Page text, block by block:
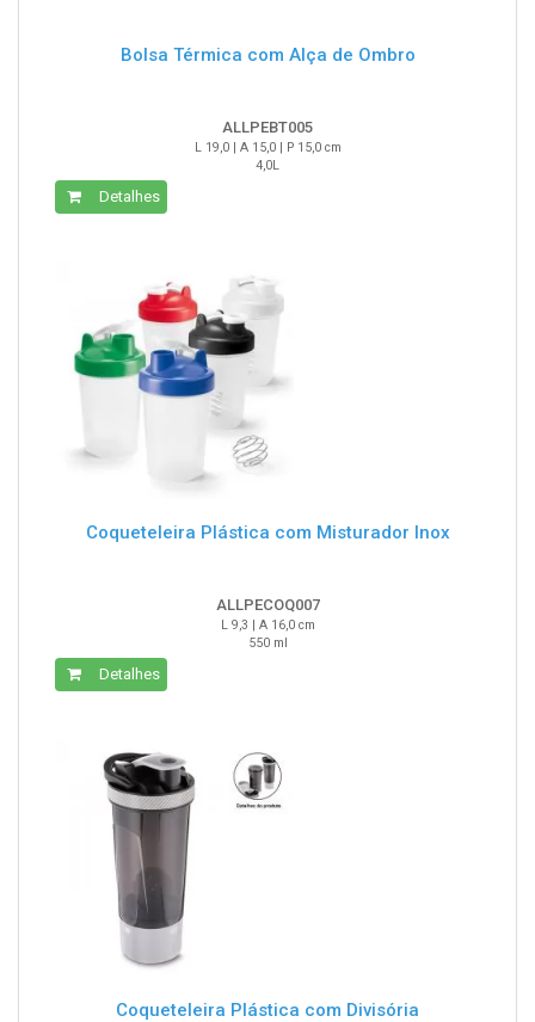
Bolsa Térmica com Alça de Ombro
ALLPEBT005
L 19,0 | A 15,0 | P 15,0 cm
4,0L
Detalhes
Coqueteleira Plástica com Misturador Inox
ALLPECOQ007
L 9,3 | A 16,0 cm
550 ml
Detalhes
Coqueteleira Plástica com Divisória